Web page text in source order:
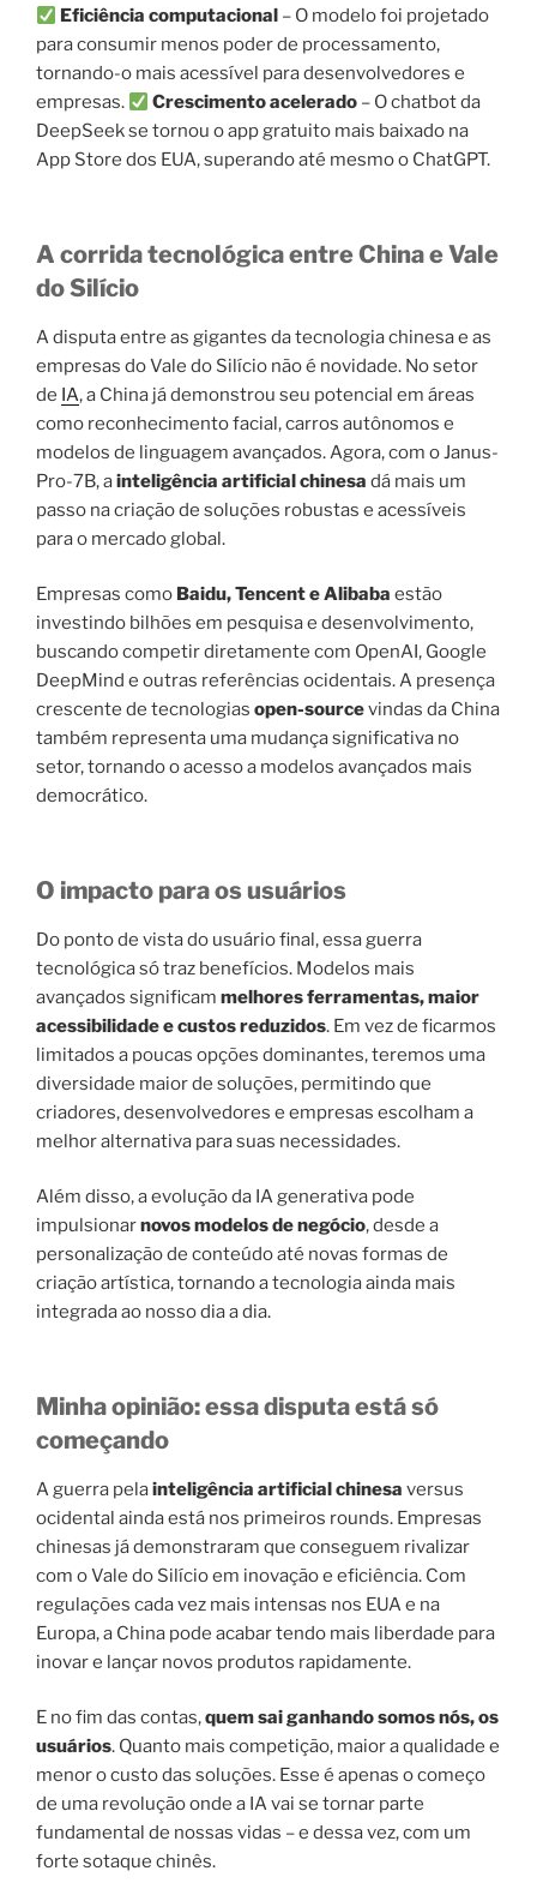
Eficiência computacional – O modelo foi projetado
para consumir menos poder de processamento,
tornando-o mais acessível para desenvolvedores e
empresas.
Crescimento acelerado – O chatbot da
DeepSeek se tornou o app gratuito mais baixado na
App Store dos EUA, superando até mesmo o ChatGPT.
A corrida tecnológica entre China e Vale
do Silício
A disputa entre as gigantes da tecnologia chinesa e as
empresas do Vale do Silício não é novidade. No setor
de IA, a China já demonstrou seu potencial em áreas
como reconhecimento facial, carros autônomos e
modelos de linguagem avançados. Agora, com o Janus-
Pro-7B, ainteligência artificial chinesa dá mais um
passo na criação de soluções robustas e acessíveis
para o mercado global.
Empresas como Baidu, Tencent e Alibaba estão
investindo bilhões em pesquisa e desenvolvimento,
buscando competir diretamente com OpenAI, Google
DeepMind e outras referências ocidentais. A presença
crescente de tecnologias open-sourcevindas da China
também representa uma mudança significativa no
setor, tornando o acesso a modelos avançados mais
democrático.
O impacto para os usuários
Do ponto de vista do usuário final, essa guerra
tecnológica só traz benefícios. Modelos mais
avançados significam melhores ferramentas, maior
acessibilidade e custos reduzidos. Em vez de ficarmos
limitados a poucas opções dominantes, teremos uma
diversidade maior de soluções, permitindo que
criadores, desenvolvedores e empresas escolham a
melhor alternativa para suas necessidades.
Além disso, a evolução da IA generativa pode
impulsionarnovos modelos de negócio, desde a
personalização de conteúdo até novas formas de
criação artística, tornando a tecnologia ainda mais
integrada ao nosso dia a dia.
Minha opinião: essa disputa está só
começando
A guerra pelainteligência artificial chinesa versus
ocidental ainda está nos primeiros rounds. Empresas
chinesas já demonstraram que conseguem rivalizar
com o Vale do Silício em inovação e eficiência. Com
regulações cada vez mais intensas nos EUA e na
Europa, a China pode acabar tendo mais liberdade para
inovar e lançar novos produtos rapidamente.
E no fim das contas,quem sai ganhando somos nós, os
usuários. Quanto mais competição, maior a qualidade e
menor o custo das soluções. Esse é apenas o começo
de uma revolução onde a IA vai se tornar parte
fundamental de nossas vidas – e dessa vez, com um
forte sotaque chinês.